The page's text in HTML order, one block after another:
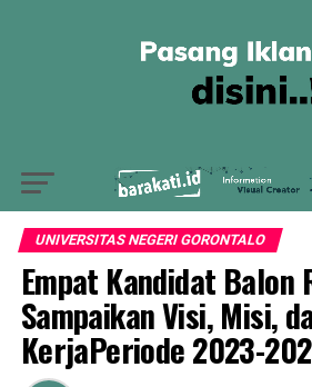
UNIVERSITAS NEGERI GORONTALO
Empat Kandidat Balon
Sampaikan Visi, Misi,
KerjaPeriode 2023-